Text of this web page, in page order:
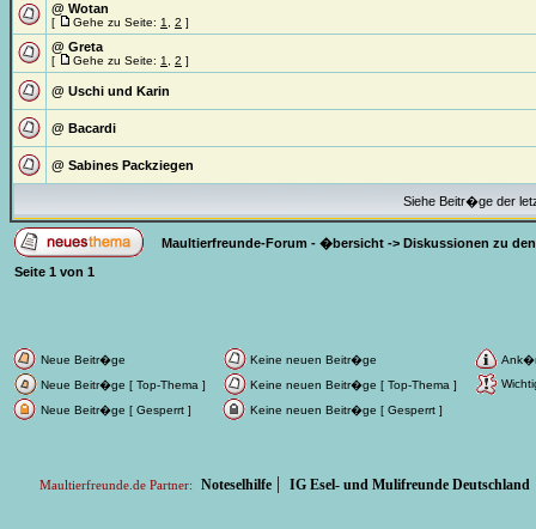
@ Wotan
[ Gehe zu Seite: 1 2 ]
@ Greta
[ Gehe zu Seite: 1 2 ]
@ Uschi und Karin
@ Bacardi
@ Sabines Packziegen
Siehe Beitr�ge der
Maultierfreunde-Forum - �bersicht -> Diskussionen zu
Seite 1 von 1
Neue Beitr�ge Keine neuen Beitr�ge
Neue Beitr�ge [ Top-Thema ]
Keine neuen Beitr�ge [ Top-Thema ]
Neue Beitr�ge [ Gesperrt ]
Keine neuen Beitr�ge [ Gesperrt ]
Maultierfreunde.de Partner: Noteselhilfe | IG Esel- und Mulifreunde Deutschland